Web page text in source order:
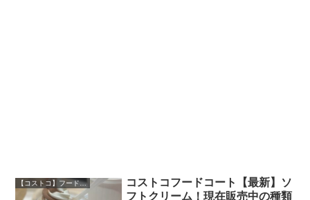
【コストコ】フードコート図鑑
コストコフードコート【最新】ソ
フトクリーム！現在販売中の種類